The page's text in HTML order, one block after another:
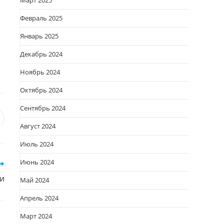
новом
Февраль 2025
Январь 2025
Декабрь 2024
Ноябрь 2024
Октябрь 2024
Сентябрь 2024
Август 2024
Июль 2024
Июнь 2024
Май 2024
Апрель 2024
Март 2024